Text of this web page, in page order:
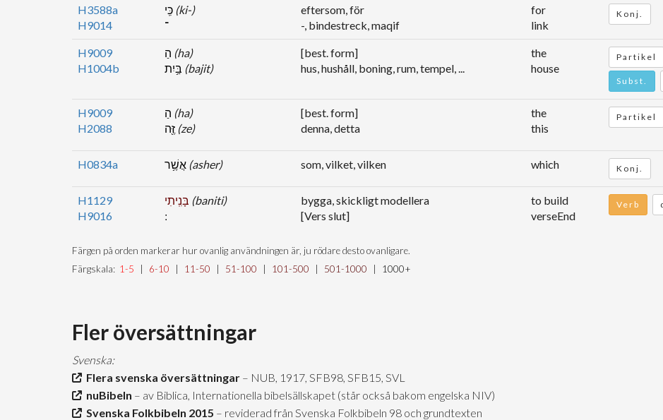
H3588a
H9014
(ki-)
־
eftersom, för
-, bindestreck, maqif
for
link
Konj.
H9009
H1004b
(ha)
(bajit)
[best. form]
hus, hushåll, boning, rum, tempel, ...
the
house
Partikel
Subst.
H9009
H2088
(ha)
(ze)
[best. form]
denna, detta
the
this
Partikel
H0834a (asher) som, vilket, vilken which Konj.
H1129
H9016
(baniti)
bygga, skickligt modellera
[Vers slut]
to build
verseEnd
Verb
Färgen på orden markerar hur ovanlig användningen är, ju rödare desto ovanligare.
Färgskala: 1-5 6-10 11-50 51-100 101-500 501-1000 1000+
Fler översättningar
Svenska:
Flera svenska översättningar – NUB, 1917, SFB98, SFB15, SVL
nuBibeln – av Biblica, Internationella bibelsällskapet (står också bakom engelska NIV)
Svenska Folkbibeln 2015 – reviderad från Svenska Folkbibeln 98 och grundtexten